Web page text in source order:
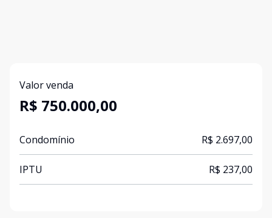
Valor venda
R$ 750.000,00
Condomínio R$ 2.697,00
IPTU R$ 237,00